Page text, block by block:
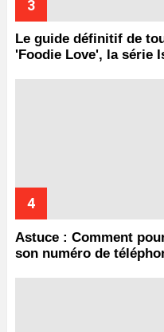
Le guide définitif de
'Foodie Love', la série
Astuce : Comment
son numéro de